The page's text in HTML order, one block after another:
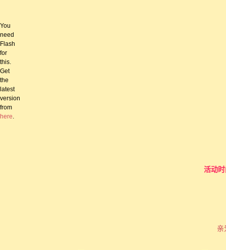
You
need
Flash
for
this.
Get
the
latest
version
from
here.
活动
亲